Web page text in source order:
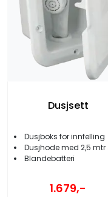
Dusjsett
Dusjboks for innfelling
Dusjhode med 2,5 mtr
Blandebatteri
1.679,-